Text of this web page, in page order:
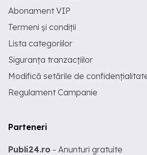
Abonament VIP
Termeni și condiții
Lista categoriilor
Siguranța tranzacțiilor
Modifică setările de
Regulament Campanie
Parteneri
Publi24.ro - Anunturi gratuite